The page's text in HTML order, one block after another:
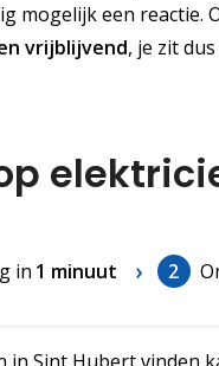
mogelijk een reactie.
vrijblijvend, je zit
in 1 minuut 2